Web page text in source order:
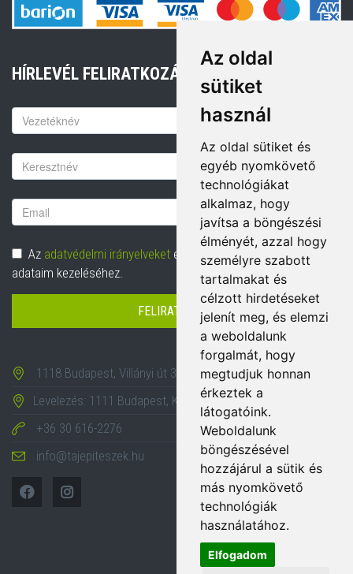
Az oldal
sütiket
használ
Az oldal sütiket és
egyéb nyomkövető
technológiákat
alkalmaz, hogy
javítsa a böngészési
élményét, azzal hogy
személyre szabott
tartalmakat és
célzott hirdetéseket
jelenít meg, és elemzi
a weboldalunk
forgalmát, hogy
megtudjuk honnan
érkeztek a
látogatóink.
Weboldalunk
böngészésével
hozzájárul a sütik és
más nyomkövető
technológiák
használatához.
Elfogadom
HÍRLEVÉL FELIRATKOZÁS
Keresztnév
Vezetéknév
Email
cím
Adatvédelem
Az adatvédelmi irányelveket elolvastam és hozzájárulok
adataim kezeléséhez.
FELIRATKOZÁS
1118 Budapest, Villányi út 35-43.
Levelezés: 1111 Budapest, Karinthy Frigyes út 24.
+36 30 616-2276
info@tajepiteszek.hu